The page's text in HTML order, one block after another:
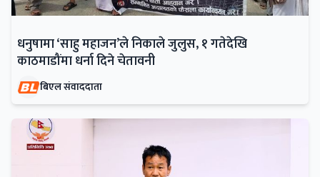
धनुषामा ‘साहु महाजन’ले निकाले जुलुस, १ गतेदेखि
काठमाडौंमा धर्ना दिने चेतावनी
बिएल संवाददाता